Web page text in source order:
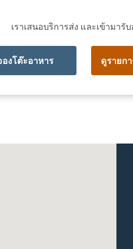
เราเสนอบริการส่ง และเข้ามารั
องโต๊ะอาหาร ดูรายก